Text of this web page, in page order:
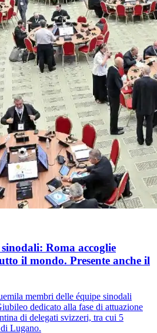
Roma accoglie
il mondo. Presente anche il
membri delle équipe sinodali
dedicato alla fase di attuazione
di delegati svizzeri, tra cui 5
Lugano.